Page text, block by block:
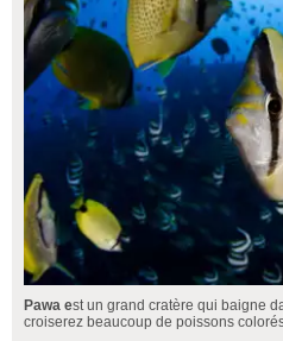
Pawa est un grand cratère qui baigne
croiserez beaucoup de poissons